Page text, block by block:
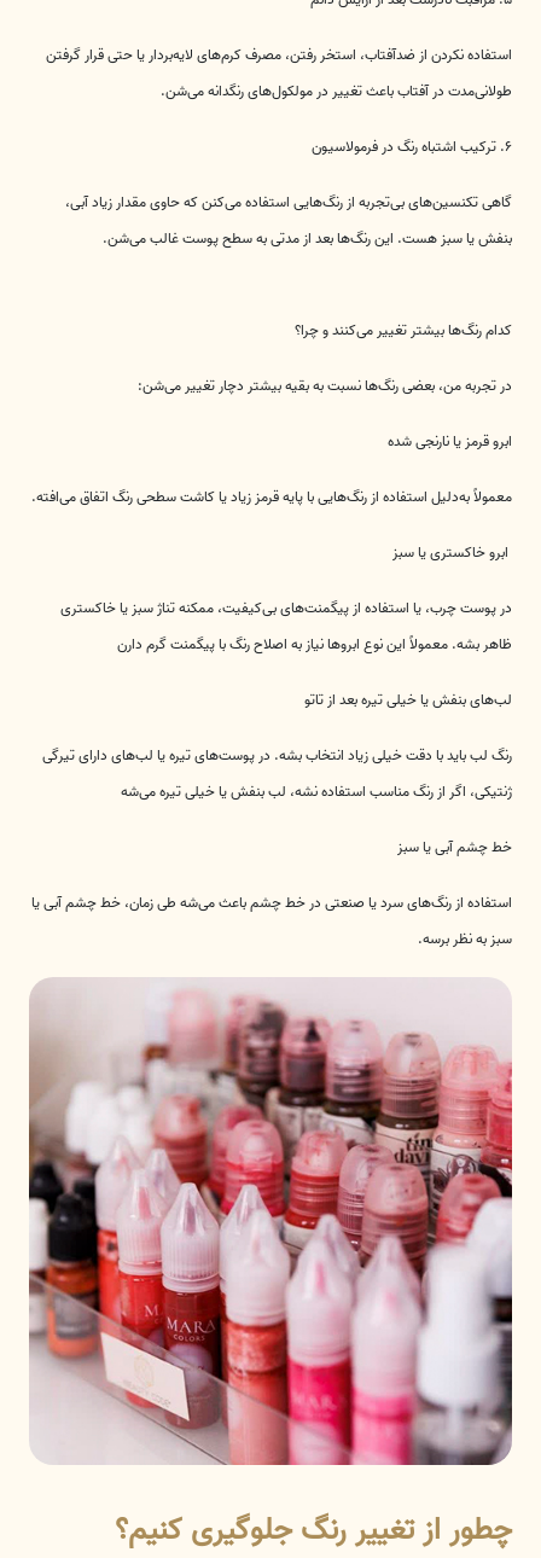
استفاده نکردن از ضدآفتاب، استخر رفتن، مصرف کرم‌های لایه‌بردار یا حتی قرار گرفتن
طولانی‌مدت در آفتاب باعث تغییر در مولکول‌های رنگدانه می‌شن.
۶. ترکیب اشتباه رنگ در فرمولاسیون
گاهی تکنسین‌های بی‌تجربه از رنگ‌هایی استفاده می‌کنن که حاوی مقدار زیاد آبی،
بنفش یا سبز هست. این رنگ‌ها بعد از مدتی به سطح پوست غالب می‌شن.
کدام رنگ‌ها بیشتر تغییر می‌کنند و چرا؟
در تجربه من، بعضی رنگ‌ها نسبت به بقیه بیشتر دچار تغییر می‌شن:
ابرو قرمز یا نارنجی شده
معمولاً به‌دلیل استفاده از رنگ‌هایی با پایه قرمز زیاد یا کاشت سطحی رنگ اتفاق می‌افته.
ابرو خاکستری یا سبز
در پوست چرب، یا استفاده از پیگمنت‌های بی‌کیفیت، ممکنه تناژ سبز یا خاکستری
ظاهر بشه. معمولاً این نوع ابروها نیاز به اصلاح رنگ با پیگمنت گرم دارن
لب‌های بنفش یا خیلی تیره بعد از تاتو
رنگ لب باید با دقت خیلی زیاد انتخاب بشه. در پوست‌های تیره یا لب‌های دارای تیرگی
ژنتیکی، اگر از رنگ مناسب استفاده نشه، لب بنفش یا خیلی تیره می‌شه
خط چشم آبی یا سبز
استفاده از رنگ‌های سرد یا صنعتی در خط چشم باعث می‌شه طی زمان، خط چشم آبی یا
سبز به نظر برسه.
چطور از تغییر رنگ جلوگیری کنیم؟